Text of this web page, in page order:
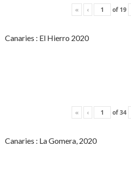
« ‹ of 19
Canaries : El Hierro 2020
« ‹ of34
Canaries : La Gomera, 2020